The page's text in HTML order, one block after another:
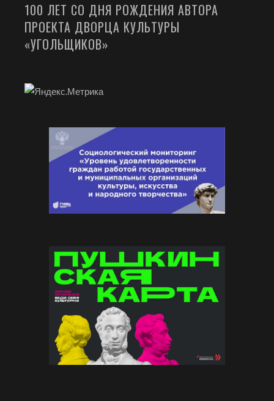
100 ЛЕТ СО ДНЯ РОЖДЕНИЯ АВТОРА
ПРОЕКТА ДВОРЦА КУЛЬТУРЫ
«УГОЛЬЩИКОВ»